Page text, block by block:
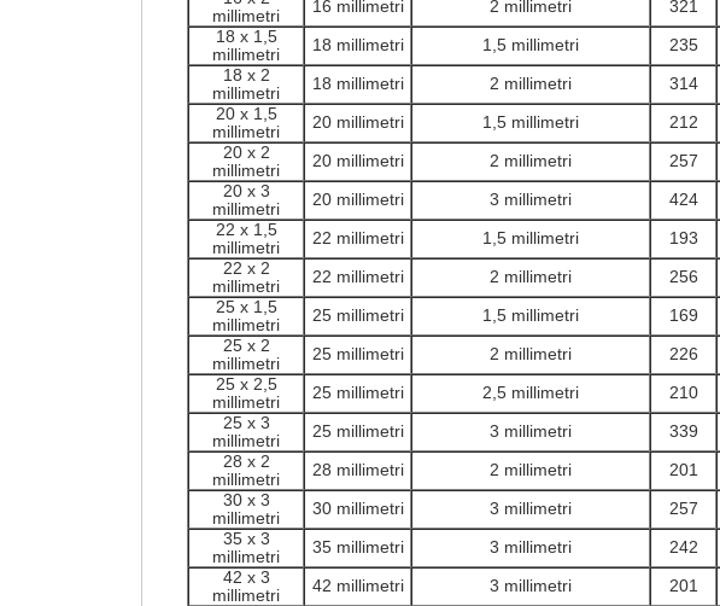
millimetri
16 millimetri 2 millimetri 321
18 x 1,5
millimetri
18 millimetri 1,5 millimetri 235
18 x 2
millimetri
18 millimetri 2 millimetri 314
20 x 1,5
millimetri
20 millimetri 1,5 millimetri 212
20 x 2
millimetri
20 millimetri 2 millimetri 257
20 x 3
millimetri
20 millimetri 3 millimetri 424
22 x 1,5
millimetri
22 millimetri 1,5 millimetri 193
22 x 2
millimetri
22 millimetri 2 millimetri 256
25 x 1,5
millimetri
25 millimetri 1,5 millimetri 169
25 x 2
millimetri
25 millimetri 2 millimetri 226
25 x 2,5
millimetri
25 millimetri 2,5 millimetri 210
25 x 3
millimetri
25 millimetri 3 millimetri 339
28 x 2
millimetri
28 millimetri 2 millimetri 201
30 x 3
millimetri
30 millimetri 3 millimetri 257
35 x 3
millimetri
35 millimetri 3 millimetri 242
42 x 3
millimetri
42 millimetri 3 millimetri 201